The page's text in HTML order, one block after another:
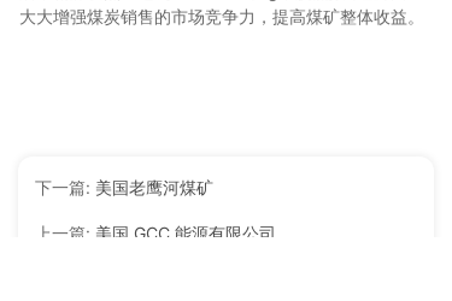
大大增强煤炭销售的市场竞争力，提高煤矿整体收益。
下一篇: 美国老鹰河煤矿
上一篇: 美国 GCC 能源有限公司